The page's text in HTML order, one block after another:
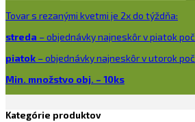
Tovar s rezanými kvetmi je 2x do týždňa:
streda – objednávky najneskôr v piatok
piatok – objednávky najneskôr v utorok
Min. množstvo obj. – 10ks
Kategórie produktov